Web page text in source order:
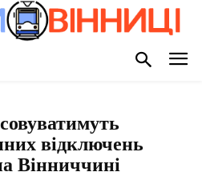
відключень
Вінниччині